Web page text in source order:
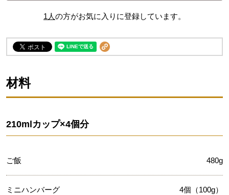
1 人の方がお気に入りに登録しています。
材料
210mlカップ×4個分
ご飯 480g
ミニハンバーグ 4個（100g）